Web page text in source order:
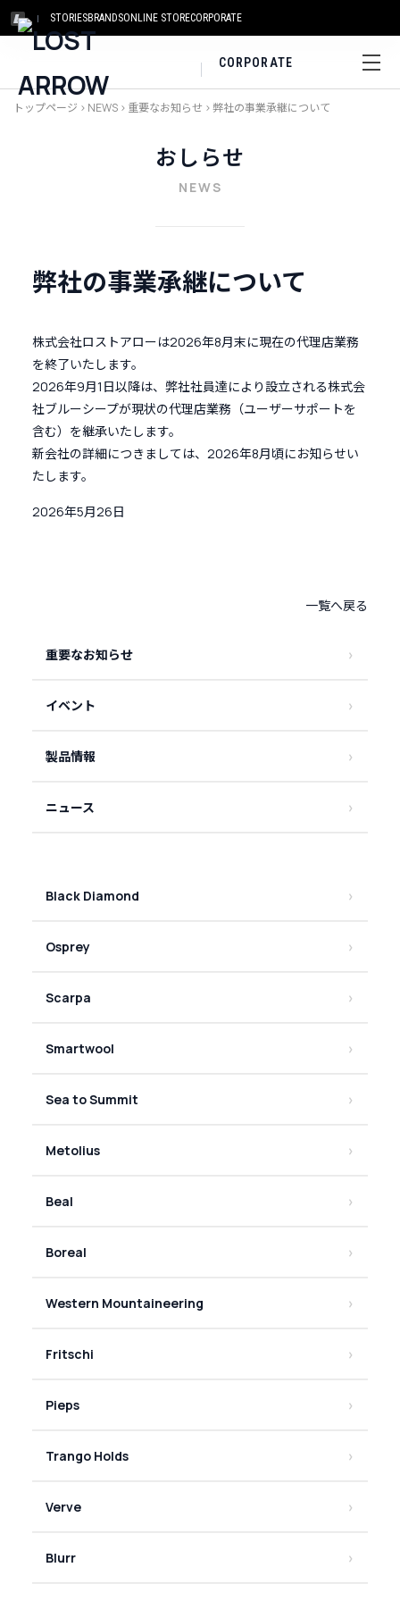
STORIESBRANDSONLINE STORECORPORATE
CORPORATE
トップページ > NEWS > 重要なお知らせ >弊社の事業承継について
おしらせ
NEWS
弊社の事業承継について
株式会社ロストアローは2026年8月末に現在の代理店業務
を終了いたします。
2026年9月1日以降は、弊社社員達により設立される株式会
社ブルーシープが現状の代理店業務（ユーザーサポートを
含む）を継承いたします。
新会社の詳細につきましては、2026年8月頃にお知らせい
たします。
2026年5月26日
一覧へ戻る
重要なお知らせ
イベント
製品情報
ニュース
Black Diamond
Osprey
Scarpa
Smartwool
Sea to Summit
Metolius
Beal
Boreal
Western Mountaineering
Fritschi
Pieps
Trango Holds
Verve
Blurr